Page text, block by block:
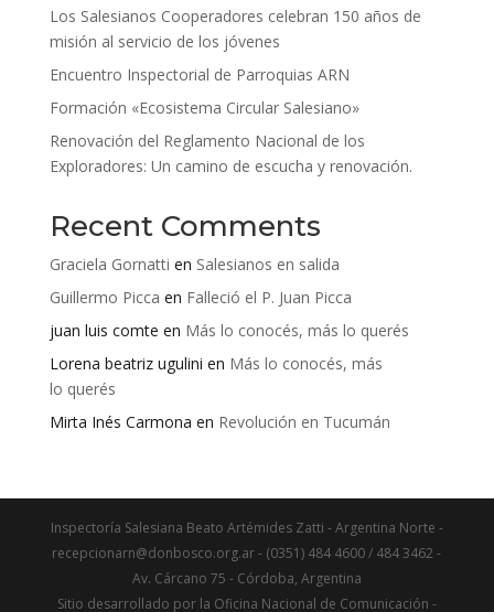
Los Salesianos Cooperadores celebran 150 años de
misión al servicio de los jóvenes
Encuentro Inspectorial de Parroquias ARN
Formación «Ecosistema Circular Salesiano»
Renovación del Reglamento Nacional de los
Exploradores: Un camino de escucha y renovación.
Recent Comments
Graciela Gornatti en Salesianos en salida
Guillermo Picca en Falleció el P. Juan Picca
juan luis comte en Más lo conocés, más lo querés
Lorena beatriz ugulini en Más lo conocés, más
lo querés
Mirta Inés Carmona en Revolución en Tucumán
Inspectoría Salesiana Beato Artémides Zatti - Argentina Norte -
recepcionarn@donbosco.org.ar - (0351) 484 4600 / 484 3462 -
Av. Cárcano 75 - Córdoba, Argentina
Sitio desarrollado por la Oficina Nacional de Comunicación -